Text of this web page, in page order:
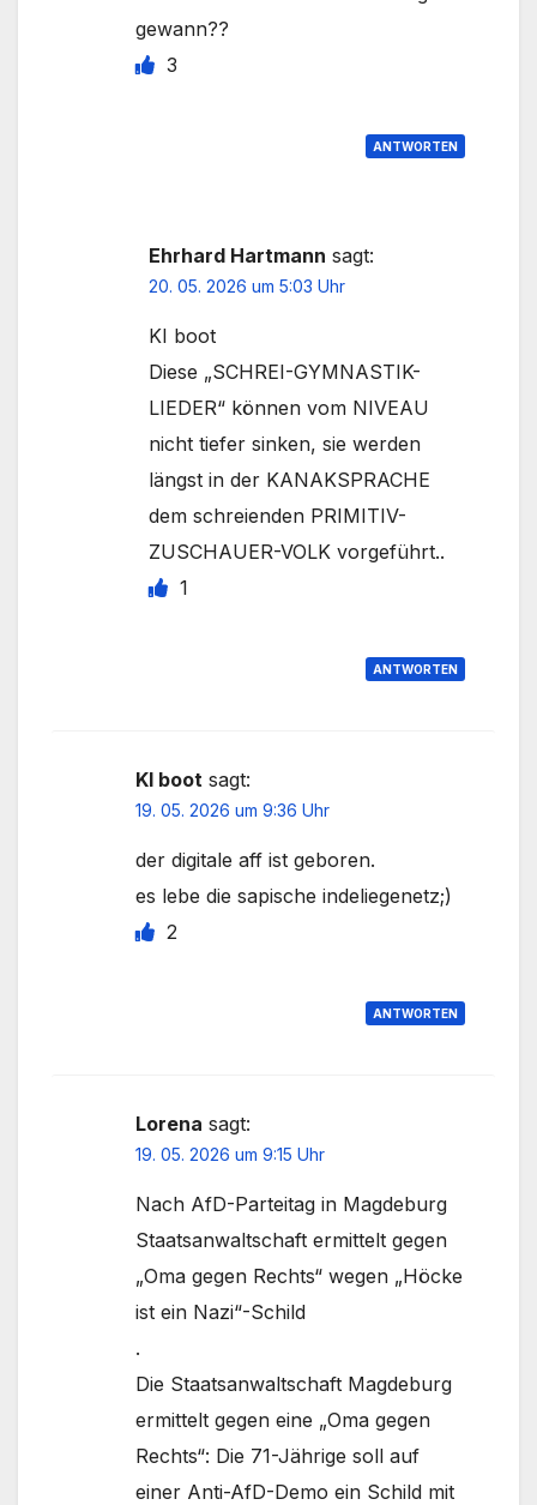
gewann??
3
ANTWORTEN
Ehrhard Hartmann sagt:
20. 05. 2026 um 5:03 Uhr
KI boot
Diese „SCHREI-GYMNASTIK-
LIEDER“ können vom NIVEAU
nicht tiefer sinken, sie werden
längst in der KANAKSPRACHE
dem schreienden PRIMITIV-
ZUSCHAUER-VOLK vorgeführt..
1
ANTWORTEN
KI boot sagt:
19. 05. 2026 um 9:36 Uhr
der digitale aff ist geboren.
es lebe die sapische indeliegenetz;)
2
ANTWORTEN
Lorena sagt:
19. 05. 2026 um 9:15 Uhr
Nach AfD-Parteitag in Magdeburg
Staatsanwaltschaft ermittelt gegen
„Oma gegen Rechts“ wegen „Höcke
ist ein Nazi“-Schild
.
Die Staatsanwaltschaft Magdeburg
ermittelt gegen eine „Oma gegen
Rechts“: Die 71-Jährige soll auf
einer Anti-AfD-Demo ein Schild mit